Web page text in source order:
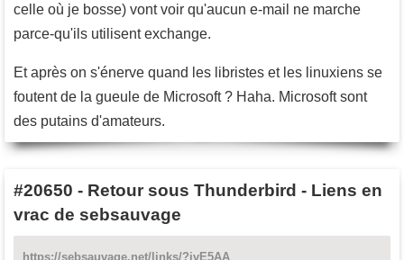
celle où je bosse) vont voir qu'aucun e-mail ne marche
parce-qu'ils utilisent exchange.
Et après on s'énerve quand les libristes et les linuxiens se
foutent de la gueule de Microsoft ? Haha. Microsoft sont
des putains d'amateurs.
#20650 - Retour sous Thunderbird - Liens en
vrac de sebsauvage
https://sebsauvage.net/links/?ivE5AA